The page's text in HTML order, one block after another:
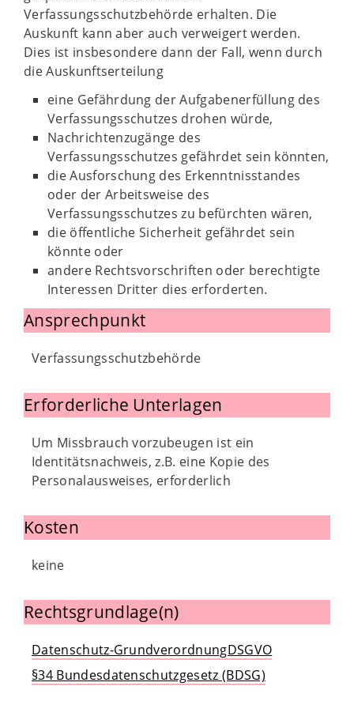
Verfassungsschutzbehörde erhalten. Die
Auskunft kann aber auch verweigert werden.
Dies ist insbesondere dann der Fall, wenn durch
die Auskunftserteilung
eine Gefährdung der Aufgabenerfüllung des
Verfassungsschutzes drohen würde,
Nachrichtenzugänge des
Verfassungsschutzes gefährdet sein könnten,
die Ausforschung des Erkenntnisstandes
oder der Arbeitsweise des
Verfassungsschutzes zu befürchten wären,
die öffentliche Sicherheit gefährdet sein
könnte oder
andere Rechtsvorschriften oder berechtigte
Interessen Dritter dies erforderten.
Ansprechpunkt
Verfassungsschutzbehörde
Erforderliche Unterlagen
Um Missbrauch vorzubeugen ist ein
Identitätsnachweis, z.B. eine Kopie des
Personalausweises, erforderlich
Kosten
keine
Rechtsgrundlage(n)
Datenschutz-GrundverordnungDSGVO
§34 Bundesdatenschutzgesetz (BDSG)